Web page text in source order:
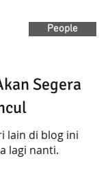
People
Segera
lain di blog ini
lagi nanti.